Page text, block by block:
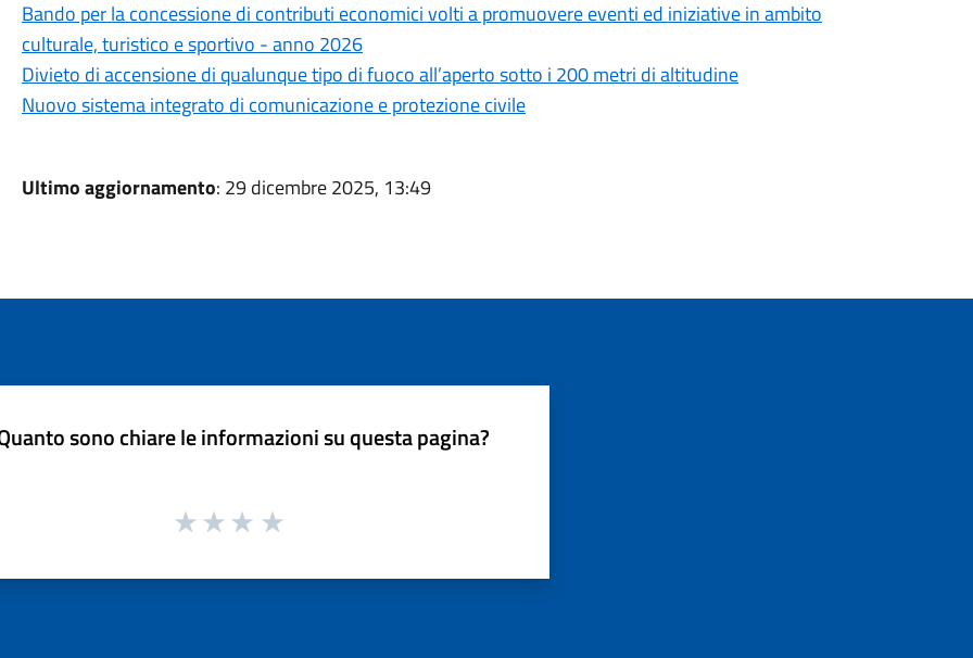
Bando per la concessione di contributi economici volti a promuovere eventi ed iniziative in ambito
culturale, turistico e sportivo - anno 2026
Divieto di accensione di qualunque tipo di fuoco all’aperto sotto i 200 metri di altitudine
Nuovo sistema integrato di comunicazione e protezione civile
Ultimo aggiornamento: 29 dicembre 2025, 13:49
sono chiare le informazioni su questa pagina?